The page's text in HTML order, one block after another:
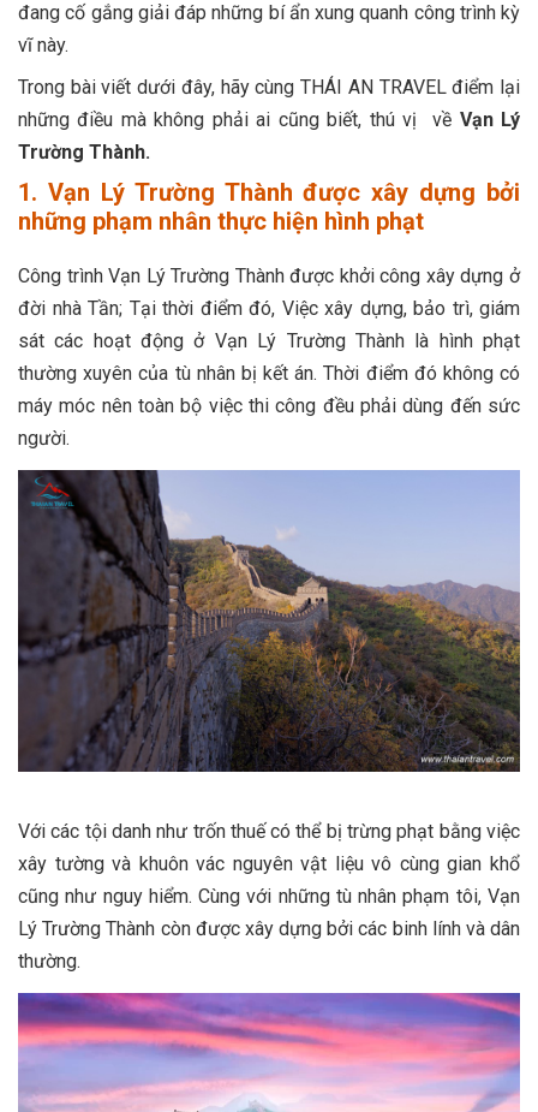
đang cố gắng giải đáp những bí ẩn xung quanh công trình kỳ
vĩ này.
Trong bài viết dưới đây, hãy cùng THÁI AN TRAVEL điểm lại
những điều mà không phải ai cũng biết, thú vị về Vạn Lý
Trường Thành.
1. Vạn Lý Trường Thành được xây dựng bởi
những phạm nhân thực hiện hình phạt
Công trình Vạn Lý Trường Thành được khởi công xây dựng ở
đời nhà Tần; Tại thời điểm đó, Việc xây dựng, bảo trì, giám
sát các hoạt động ở Vạn Lý Trường Thành là hình phạt
thường xuyên của tù nhân bị kết án. Thời điểm đó không có
máy móc nên toàn bộ việc thi công đều phải dùng đến sức
người.
Với các tội danh như trốn thuế có thể bị trừng phạt bằng việc
xây tường và khuôn vác nguyên vật liệu vô cùng gian khổ
cũng như nguy hiểm. Cùng với những tù nhân phạm tôi, Vạn
Lý Trường Thành còn được xây dựng bởi các binh lính và dân
thường.